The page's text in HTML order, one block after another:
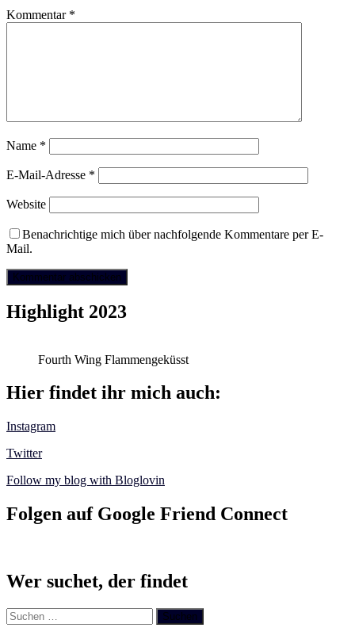
Kommentar *
Name *
E-Mail-Adresse *
Website
Benachrichtige mich über nachfolgende Kommentare per E-
Mail.
Highlight 2023
Fourth Wing Flammengeküsst
Hier findet ihr mich auch:
Instagram
Twitter
Follow my blog with Bloglovin
Folgen auf Google Friend Connect
Wer suchet, der findet
Suchen
nach: